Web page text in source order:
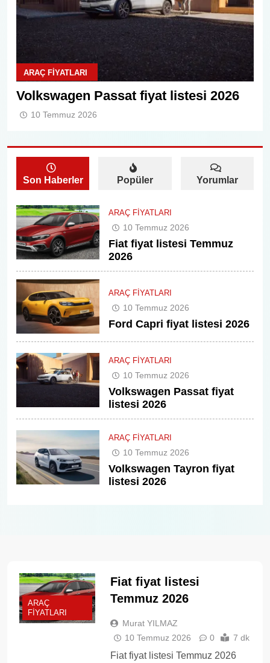
ARAÇ FIYATLARI
Volkswagen Passat fiyat listesi 2026
10 Temmuz 2026
Son Haberler Popüler Yorumlar
ARAÇ FIYATLARI
10 Temmuz 2026
Fiat fiyat listesi Temmuz
2026
ARAÇ FIYATLARI
10 Temmuz 2026
Ford Capri fiyat listesi 2026
ARAÇ FIYATLARI
10 Temmuz 2026
Volkswagen Passat fiyat
listesi 2026
ARAÇ FIYATLARI
10 Temmuz 2026
Volkswagen Tayron fiyat
listesi 2026
ARAÇ
FIYATLARI
Fiat fiyat listesi
Temmuz 2026
Murat YILMAZ
10 Temmuz 2026
0 7 dk
Fiat fiyat listesi Temmuz 2026